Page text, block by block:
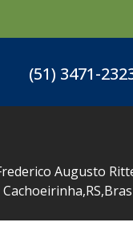
(51) 3471-
Augusto
Cachoeirinha,RS,